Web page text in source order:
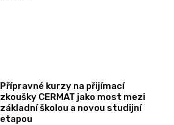
Přípravné kurzy na přijímací
zkoušky CERMAT jako most mezi
základní školou a novou studijní
etapou